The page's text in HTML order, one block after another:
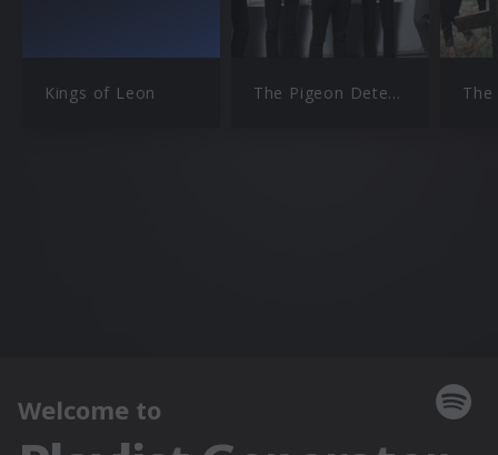
Kings of Leon The Pigeon Detectives